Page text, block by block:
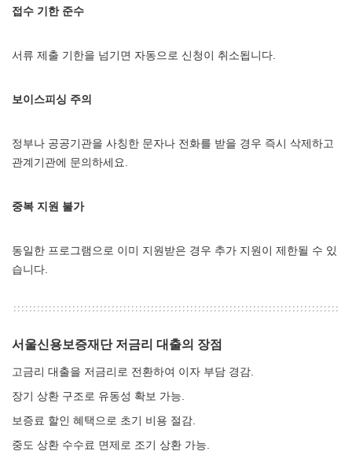
접수 기한 준수
서류 제출 기한을 넘기면 자동으로 신청이 취소됩니다.
보이스피싱 주의
정부나 공공기관을 사칭한 문자나 전화를 받을 경우 즉시 삭제하고
관계기관에 문의하세요.
중복 지원 불가
동일한 프로그램으로 이미 지원받은 경우 추가 지원이 제한될 수 있
습니다.
서울신용보증재단 저금리 대출의 장점
고금리 대출을 저금리로 전환하여 이자 부담 경감.
장기 상환 구조로 유동성 확보 가능.
보증료 할인 혜택으로 초기 비용 절감.
중도 상환 수수료 면제로 조기 상환 가능.